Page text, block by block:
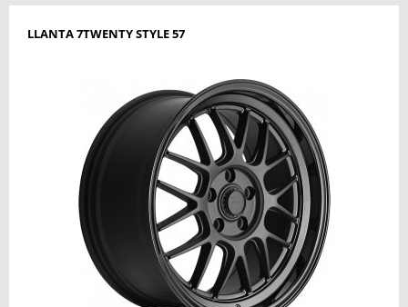
LLANTA 7TWENTY STYLE 57